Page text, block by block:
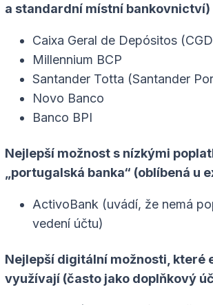
a standardní místní bankovnictví)
Caixa Geral de Depósitos
Millennium BCP
Santander Totta (Santander
Novo Banco
Banco BPI
Nejlepší možnost s nízkými
„portugalská banka“ (oblíbená u
ActivoBank (uvádí, že nemá
vedení účtu)
Nejlepší digitální možnosti, které
využívají (často jako doplňkový